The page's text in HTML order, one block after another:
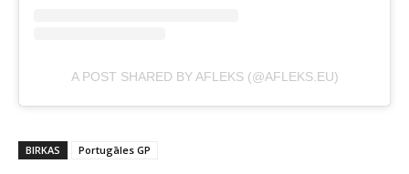
A POST SHARED BY AFLEKS (@AFLEKS.EU)
BIRKAS Portugāles GP